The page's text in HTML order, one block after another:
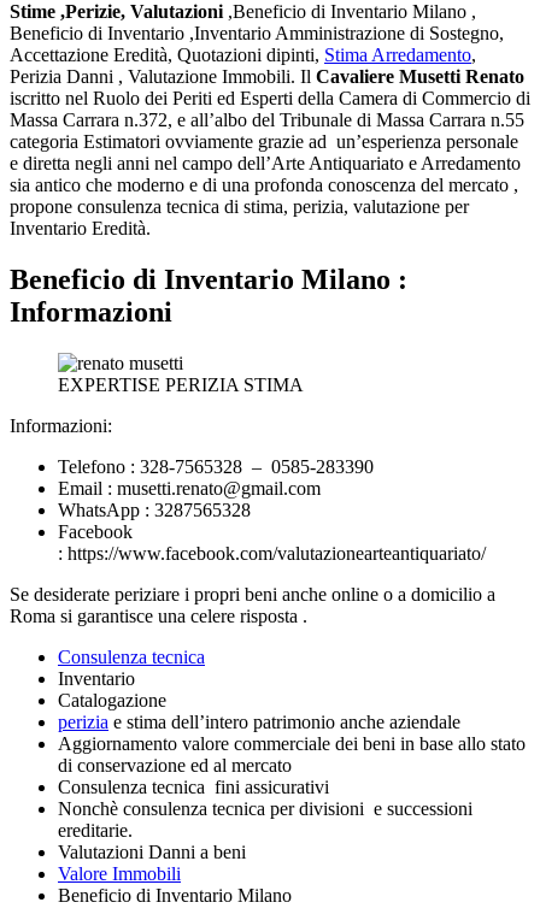
Stime ,Perizie, Valutazioni,Beneficio di Inventario Milano ,
Beneficio di Inventario ,Inventario Amministrazione di Sostegno,
Accettazione Eredità, Quotazioni dipinti, Stima Arredamento,
Perizia Danni , Valutazione Immobili. Il Cavaliere Musetti Renato
iscritto nel Ruolo dei Periti ed Esperti della Camera di Commercio di
Massa Carrara n.372, e all’albo del Tribunale di Massa Carrara n.55
categoria Estimatori ovviamente grazie ad un’esperienza personale
e diretta negli anni nel campo dell’Arte Antiquariato e Arredamento
sia antico che moderno e di una profonda conoscenza del mercato ,
propone consulenza tecnica di stima, perizia, valutazione per
Inventario Eredità.
Beneficio di Inventario Milano :
Informazioni
EXPERTISE PERIZIA STIMA
Informazioni:
Telefono : 328-7565328 – 0585-283390
Email : musetti.renato@gmail.com
WhatsApp : 3287565328
Facebook
: https://www.facebook.com/valutazionearteantiquariato/
Se desiderate periziare i propri beni anche online o a domicilio a
Roma si garantisce una celere risposta .
Consulenza tecnica
Inventario
Catalogazione
perizia e stima dell’intero patrimonio anche aziendale
Aggiornamento valore commerciale dei beni in base allo stato
di conservazione ed al mercato
Consulenza tecnica fini assicurativi
Nonchè consulenza tecnica per divisioni e successioni
ereditarie.
Valutazioni Danni a beni
Valore Immobili
Beneficio di Inventario Milano